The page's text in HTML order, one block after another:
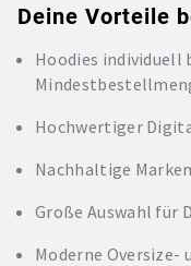
Deine Vorteile
Hoodies individuell
Hochwertiger
Nachhaltige
Große Auswahl für
Moderne Oversize-